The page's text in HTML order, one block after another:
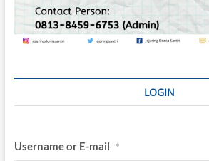
N
I
A
S
I
O
LOGIN
Username or E-mail *